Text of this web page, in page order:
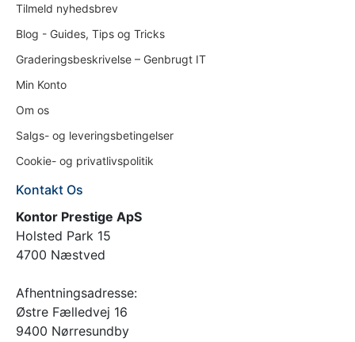
Tilmeld nyhedsbrev
Blog - Guides, Tips og Tricks
Graderingsbeskrivelse – Genbrugt IT
Min Konto
Om os
Salgs- og leveringsbetingelser
Cookie- og privatlivspolitik
Kontakt Os
Kontor Prestige ApS
Holsted Park 15
4700 Næstved
Afhentningsadresse:
Østre Fælledvej 16
9400 Nørresundby